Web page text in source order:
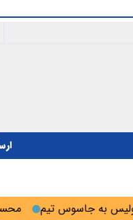
محسن به جاسوس تیم